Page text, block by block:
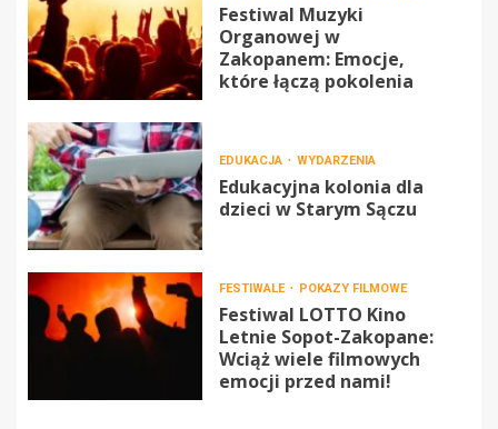
Festiwal Muzyki
Organowej w
Zakopanem: Emocje,
które łączą pokolenia
EDUKACJA WYDARZENIA
Edukacyjna kolonia dla
dzieci w Starym Sączu
FESTIWALE POKAZY FILMOWE
Festiwal LOTTO Kino
Letnie Sopot-Zakopane:
Wciąż wiele filmowych
emocji przed nami!